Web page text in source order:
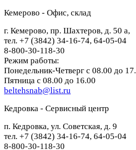
Кемерово - Офис, склад
г. Кемерово, пр. Шахтеров, д. 50 а,
тел. +7 (3842) 34-16-74, 64-05-04
8-800-30-118-30
Режим работы:
Понедельник-Четверг с 08.00 до
Пятница с 08.00 до 16.00
beltehsnab@list.ru
Кедровка - Сервисный центр
п. Кедровка, ул. Советская, д. 9
тел. +7 (3842) 34-16-74, 64-05-04
8-800-30-118-30